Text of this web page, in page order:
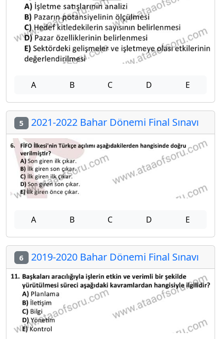
A B C D E
5 2021-2022 Bahar Dönemi Final Sınavı
A B C D E
6 2019-2020 Bahar Dönemi Final Sınavı